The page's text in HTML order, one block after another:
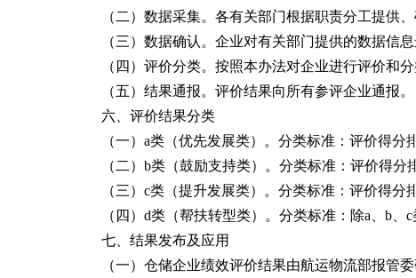
（二）数据采集。 各有关部门根据职责分工提供、
（三）数据确认。 企业对有关部门提供的数据信息
（四）评价分类。 按照本办法对企业进行评价和分
（五）结果通报。 评价结果向所有参评企业通报。
六、评价结果分类
（一）a类（优先发展类）。 分类标准： 评价得分
（二）b类（鼓励支持类）。 分类标准： 评价得分
（三）c类（提升发展类）。 分类标准： 评价得分
（四）d类（帮扶转型类）。 分类标准：除a、b、
七、结果发布及应用
（一）仓储企业绩效评价结果由航运物流部报管